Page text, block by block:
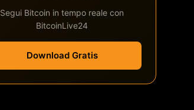
Segui Bitcoin in tempo reale con
BitcoinLive24
Download Gratis